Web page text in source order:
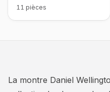
11 pièces
La montre Daniel